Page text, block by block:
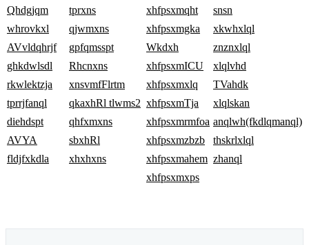
Qhdgjqm
whrovkxl
AVvldqhrjf
ghkdwlsdl
rkwlektzja
tprrjfanql
diehdspt
AVYA
fldjfxkdla
tprxns
qjwmxns
gpfqmsspt
Rhcnxns
xnsvmfFlrtm
qkaxhRl tlwms2
qhfxmxns
sbxhRl
xhxhxns
xhfpsxmqht
xhfpsxmgka
Wkdxh
xhfpsxmICU
xhfpsxmxlq
xhfpsxmTja
xhfpsxmrmfoa
xhfpsxmzbzb
xhfpsxmahem
xhfpsxmxps
snsn
xkwhxlql
znznxlql
xlqlvhd
TVahdk
xlqlskan
anqlwh(fkdlqmanql)
thskrlxlql
zhanql